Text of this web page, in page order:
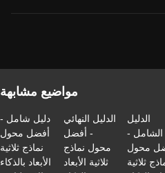
مواضيع مشابهة
دليل شامل -
أفضل محول
نماذج ثلاثية
الأبعاد بالذكاء
الدليل النهائي
- أفضل
محول نماذج
ثلاثية الأبعاد
الدليل
الشامل -
محول
ثلاثية